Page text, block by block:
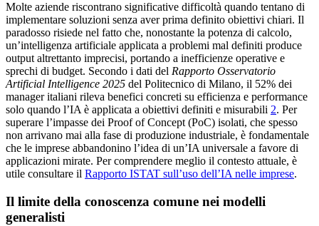
Molte aziende riscontrano significative difficoltà quando tentano di
implementare soluzioni senza aver prima definito obiettivi chiari. Il
paradosso risiede nel fatto che, nonostante la potenza di calcolo,
un’intelligenza artificiale applicata a problemi mal definiti produce
output altrettanto imprecisi, portando a inefficienze operative e
sprechi di budget. Secondo i dati del Rapporto Osservatorio
Artificial Intelligence 2025 del Politecnico di Milano, il 52% dei
manager italiani rileva benefici concreti su efficienza e performance
solo quando l’IA è applicata a obiettivi definiti e misurabili 2. Per
superare l’impasse dei Proof of Concept (PoC) isolati, che spesso
non arrivano mai alla fase di produzione industriale, è fondamentale
che le imprese abbandonino l’idea di un’IA universale a favore di
applicazioni mirate. Per comprendere meglio il contesto attuale, è
utile consultare il Rapporto ISTAT sull’uso dell’IA nelle imprese.
Il limite della conoscenza comune nei modelli
generalisti